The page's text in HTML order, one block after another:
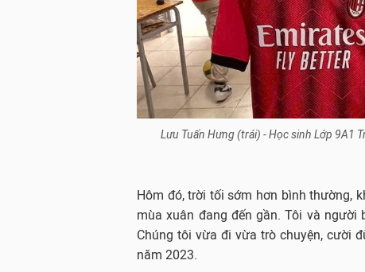
Lưu Tuấn Hưng (trái) - Học sinh Lớp 9A1
Hôm đó, trời tối sớm hơn bình thường,
mùa xuân đang đến gần. Tôi và
Chúng tôi vừa đi vừa trò chuyện, cười
năm 2023.